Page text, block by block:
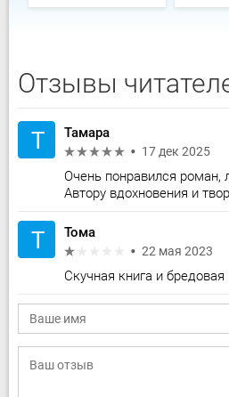
Отзывы
Т Тамара
17 дек 2025
Очень понравился роман,
Автору вдохновения и
Т Тома
22 мая 2023
Скучная книга и бредовая